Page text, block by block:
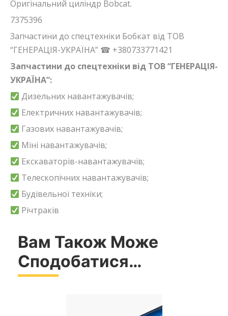
Оригінальний циліндр Bobcat.
7375396
Запчастини до спецтехніки Бобкат від ТОВ
“ГЕНЕРАЦІЯ-УКРАЇНА” ☎ +380733771421
Запчастини до спецтехніки від ТОВ “ГЕНЕРАЦІЯ-
УКРАЇНА”:
Дизельних навантажувачів;
Електричних навантажувачів;
Газових навантажувачів;
Міні навантажувачів;
Екскаваторів-навантажувачів;
Телескопічних навантажувачів;
Будівельної техніки;
Річтраків
Вам Також Може
Сподобатися…